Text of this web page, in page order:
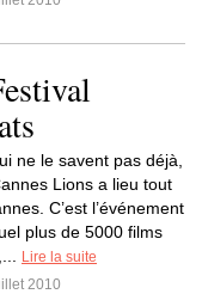
ne le savent pas déjà,
Lions a lieu tout
C’est l’événement
plus de 5000 films
Lire la suite
2010